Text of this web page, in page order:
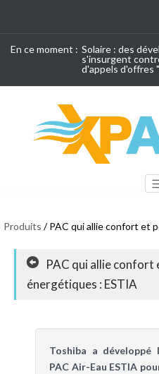
En ce moment : Solaire : des
s'insurgent
d'appels d'offres
Produits / PAC qui allie confort et
PAC qui allie confort
énergétiques : ESTIA
Toshiba a développé
PAC Air-Eau ESTIA